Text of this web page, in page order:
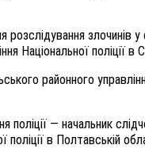
злочинів у
Національної поліції в
районного
поліції — начальник
поліції в Полтавській